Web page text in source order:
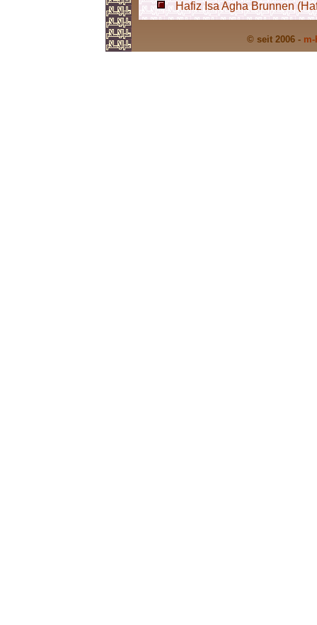
Hafiz Isa Agha Brunnen
© seit 2006 -